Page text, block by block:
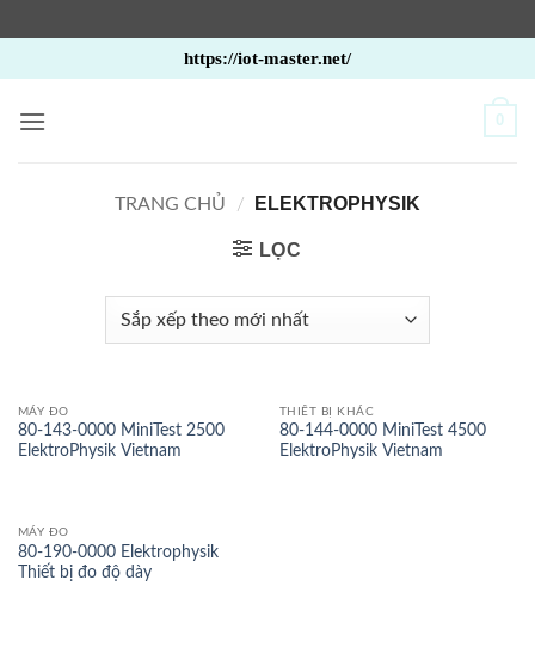
qua
nội
https://iot-master.net/
0
TRANG CHỦ / ELEKTROPHYSIK
LỌC
MÁY ĐO
80-143-0000 MiniTest 2500
ElektroPhysik Vietnam
THIẾT BỊ KHÁC
80-144-0000 MiniTest 4500
ElektroPhysik Vietnam
MÁY ĐO
80-190-0000 Elektrophysik
Thiết bị đo độ dày